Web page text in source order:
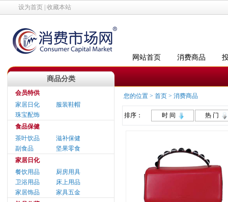
设为首页 收藏本站
网站首页 消费商品
商品分类
会员特供
家居日化
服装鞋帽
珠宝配饰
食品保健
茶叶饮品
滋补保健
副食品
坚果零食
家居日化
餐饮用品
厨房用具
卫浴用品
床上用品
家居饰品
家具五金
您的位置 > 首页 > 消费商品
排序： 时 间 热 门